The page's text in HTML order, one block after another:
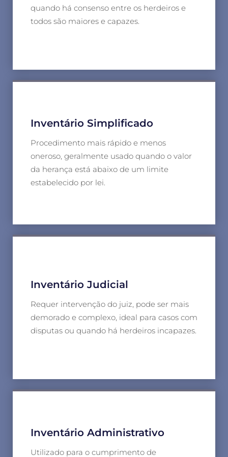
quando há consenso entre os herdeiros e
todos são maiores e capazes.
Inventário Simplificado
Procedimento mais rápido e menos
oneroso, geralmente usado quando o valor
da herança está abaixo de um limite
estabelecido por lei.
Inventário Judicial
Requer intervenção do juiz, pode ser mais
demorado e complexo, ideal para casos com
disputas ou quando há herdeiros incapazes.
Inventário Administrativo
Utilizado para o cumprimento de